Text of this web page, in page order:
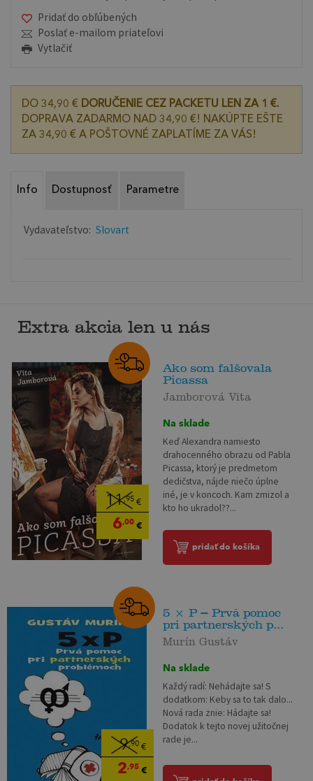
Pridať do obľúbených
Poslať e-mailom priateľovi
Vytlačiť
DO 34,90 € DORUČENIE CEZ PACKETU LEN ZA 1 €.
DOPRAVA ZADARMO NAD 34,90 €! NAKÚPTE EŠTE
ZA 34,90 € A POŠTOVNÉ ZAPLATÍME ZA VÁS!
Info Dostupnosť Parametre
Vydavateľstvo: Slovart
Extra akcia len u nás
11,95€
6,00€
Ako som falšovala
Picassa
Jamborová Vita
Na sklade
Keď Alexandra namiesto
drahocenného obrazu od Pabla
Picassa, ktorý je predmetom
dedičstva, nájde niečo úplne
iné, je v koncoch. Kam zmizol a
kto ho ukradol??...
pridať do košíka
9,90€
2,95€
5 × P – Prvá pomoc
pri partnerských p...
Murín Gustáv
Na sklade
Každý radí: Nehádajte sa! S
dodatkom: Keby sa to tak dalo...
Nová rada znie: Hádajte sa!
Dodatok k tejto novej užitočnej
rade je...